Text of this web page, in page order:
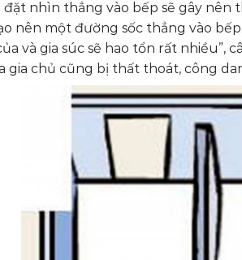
nhìn thẳng vào bếp sẽ gây nên
nên một đường sốc thẳng vào
và gia súc sẽ hao tổn rất nhiều”,
gia chủ cũng bị thất thoát, công